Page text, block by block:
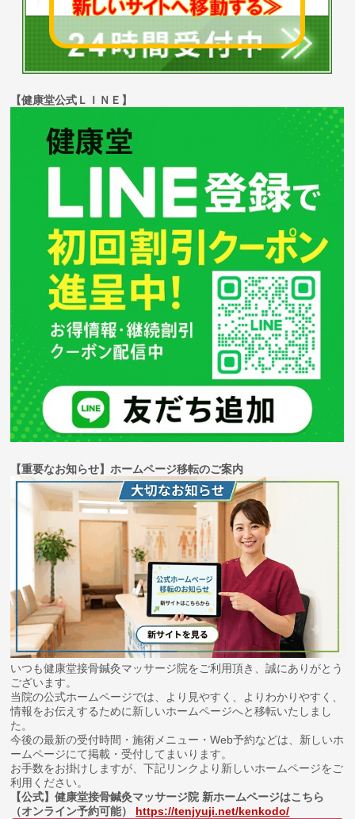
【健康堂公式ＬＩＮＥ】
【重要なお知らせ】ホームページ移転のご案内
いつも健康堂接骨鍼灸マッサージ院をご利用頂き、誠にありがとう
ございます。
当院の公式ホームページでは、より見やすく、よりわかりやすく、
情報をお伝えするために新しいホームページへと移転いたしまし
た。
今後の最新の受付時間・施術メニュー・Web予約などは、新しいホ
ームページにて掲載・受付してまいります。
お手数をお掛けしますが、下記リンクより新しいホームページをご
利用ください。
【公式】健康堂接骨鍼灸マッサージ院 新ホームページはこちら
（オンライン予約可能） https://tenjyuji.net/kenkodo/